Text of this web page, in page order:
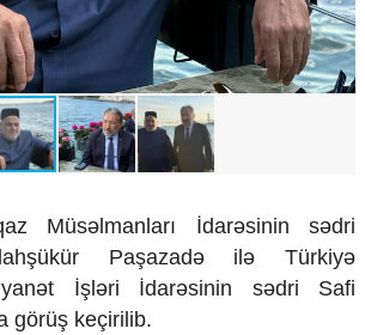
Müsəlmanları İdarəsinin sədri
Paşazadə ilə Türkiyə
İşləri İdarəsinin sədri Safi
görüş keçirilib.